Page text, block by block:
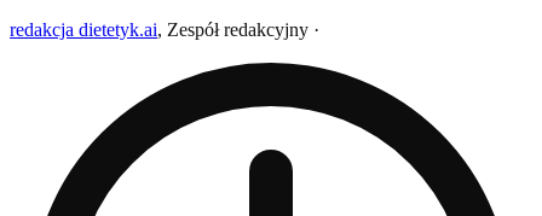
redakcja dietetyk.ai, Zespół redakcyjny ·